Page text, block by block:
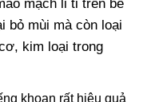
mạch li ti trên bề
bỏ mùi mà còn loại
kim loại trong